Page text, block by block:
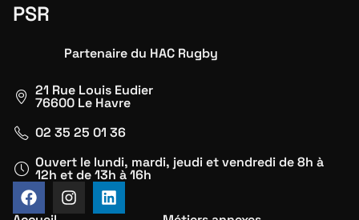
PSR
Partenaire du HAC Rugby
21 Rue Louis Eudier
76600 Le Havre
02 35 25 01 36
Ouvert le lundi, mardi, jeudi et vendredi de 8h à
12h et de 13h à 16h